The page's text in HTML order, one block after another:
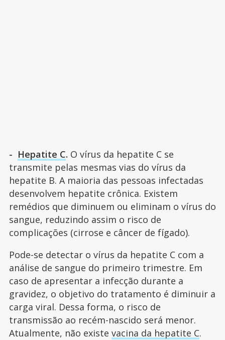
- Hepatite C. O vírus da hepatite C se
transmite pelas mesmas vias do vírus da
hepatite B. A maioria das pessoas infectadas
desenvolvem hepatite crônica. Existem
remédios que diminuem ou eliminam o vírus do
sangue, reduzindo assim o risco de
complicações (cirrose e câncer de fígado).
Pode-se detectar o vírus da hepatite C com a
análise de sangue do primeiro trimestre. Em
caso de apresentar a infecção durante a
gravidez, o objetivo do tratamento é diminuir a
carga viral. Dessa forma, o risco de
transmissão ao recém-nascido será menor.
Atualmente, não existe vacina da hepatite C.